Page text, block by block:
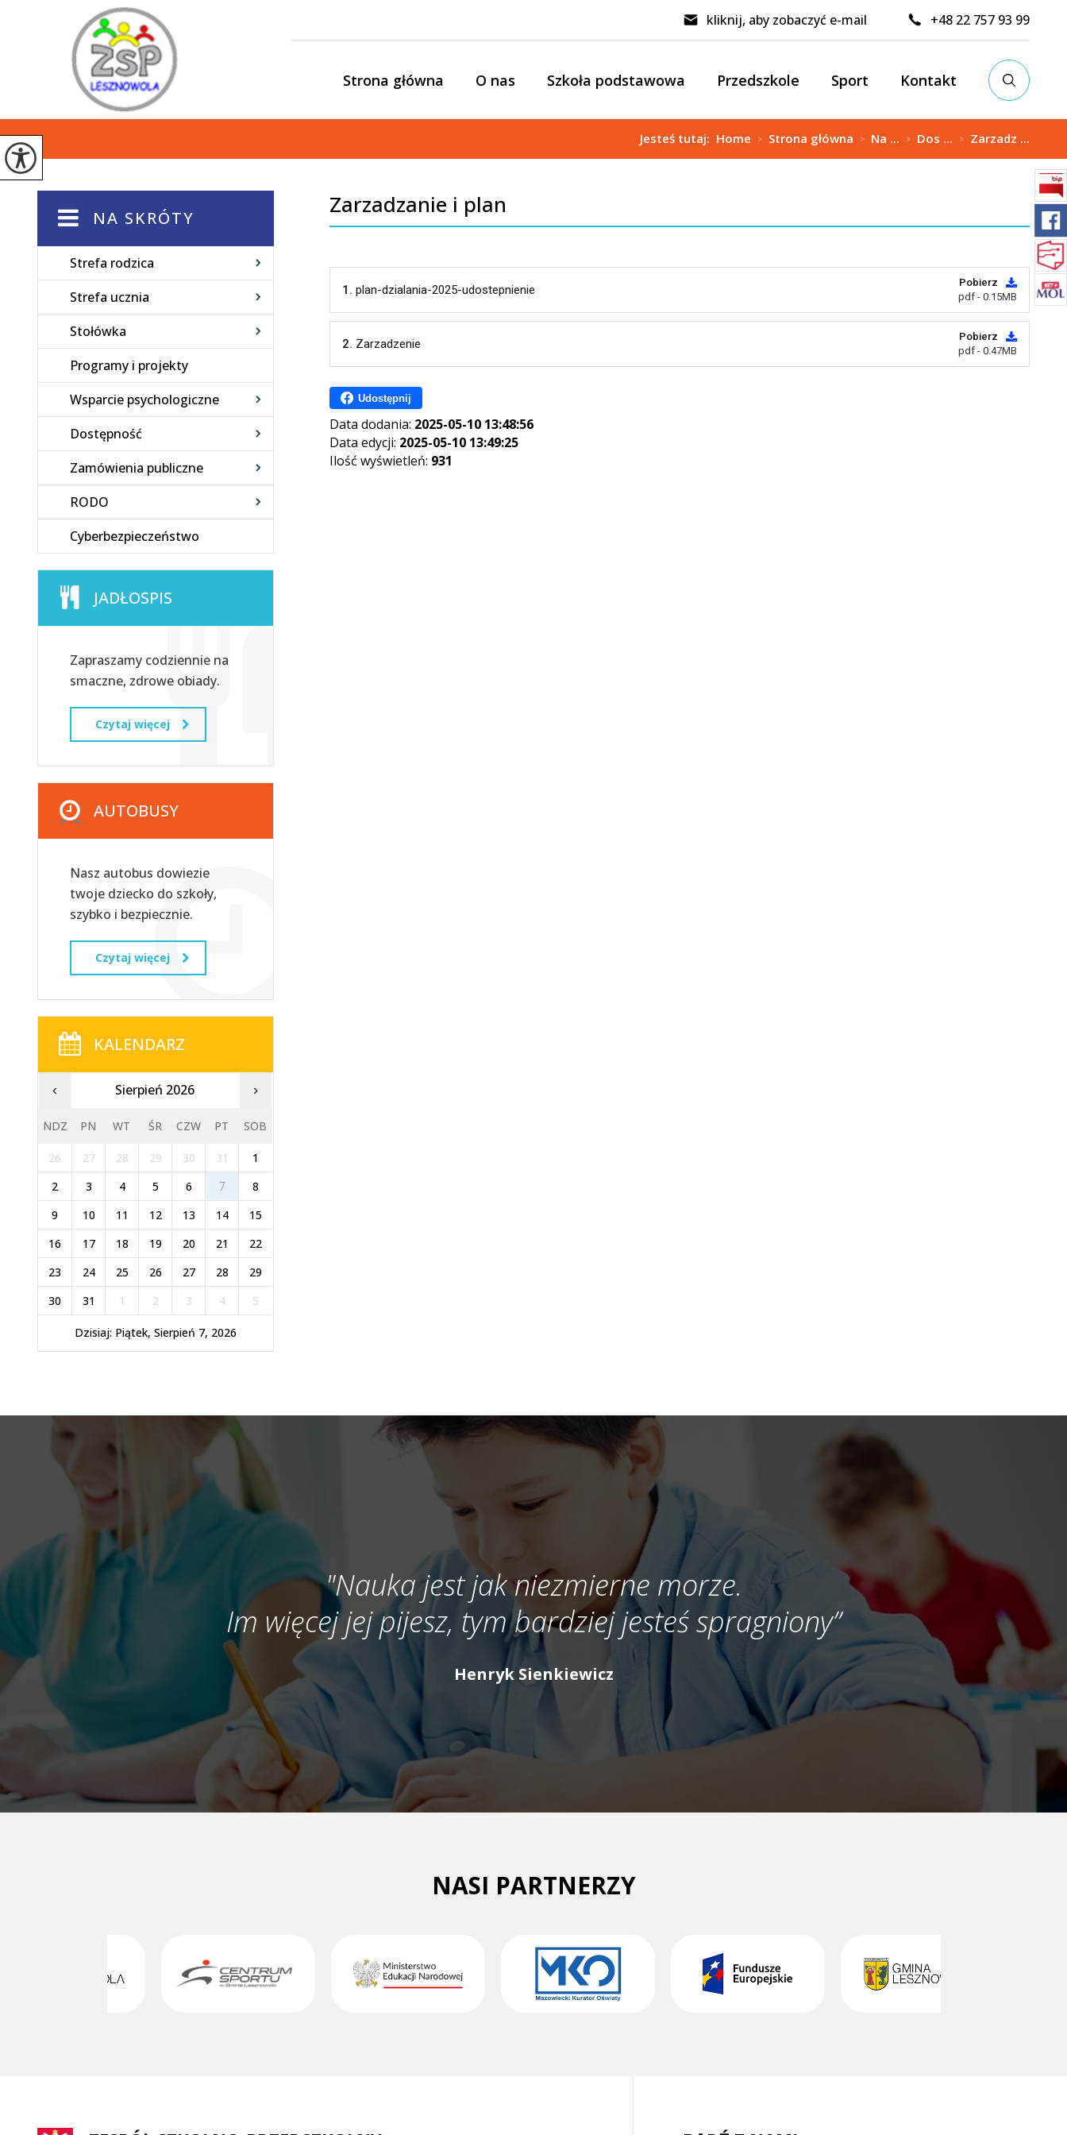
kliknij, aby zobaczyć e-mail +48 22 757 93 99
Strona główna O nas Szkoła podstawowa Przedszkole Sport Kontakt
Jesteś tutaj: Home > Strona główna > Na ... > Dos ... > Zarzadz ...
Zarzadzanie i plan
1. plan-dzialania-2025-udostepnienie
Pobierz
pdf - 0.15MB
2. Zarzadzenie
Pobierz
pdf - 0.47MB
Udostępnij
Data dodania: 2025-05-10 13:48:56
Data edycji: 2025-05-10 13:49:25
Ilość wyświetleń: 931
NA SKRÓTY
Strefa rodzica
Strefa ucznia
Stołówka
Programy i projekty
Wsparcie psychologiczne
Dostępność
Zamówienia publiczne
RODO
Cyberbezpieczeństwo
JADŁOSPIS
Zapraszamy codziennie na
smaczne, zdrowe obiady.
Czytaj więcej
AUTOBUSY
Nasz autobus dowiezie
twoje dziecko do szkoły,
szybko i bezpiecznie.
Czytaj więcej
KALENDARZ
‹ Sierpień 2026 ›
NDZ PN WT ŚR CZW PT SOB
26 27 28 29 30 31
1
2
3 4 5 6 7
8
9
10 11 12 13 14
15
16
17 18 19 20 21
22
23
24 25 26 27 28
29
30
31 1 2 3 4 5
Dzisiaj: Piątek, Sierpień 7, 2026
"Nauka jest jak niezmierne morze.
Im więcej jej pijesz, tym bardziej jesteś spragniony”
Henryk Sienkiewicz
NASI PARTNERZY